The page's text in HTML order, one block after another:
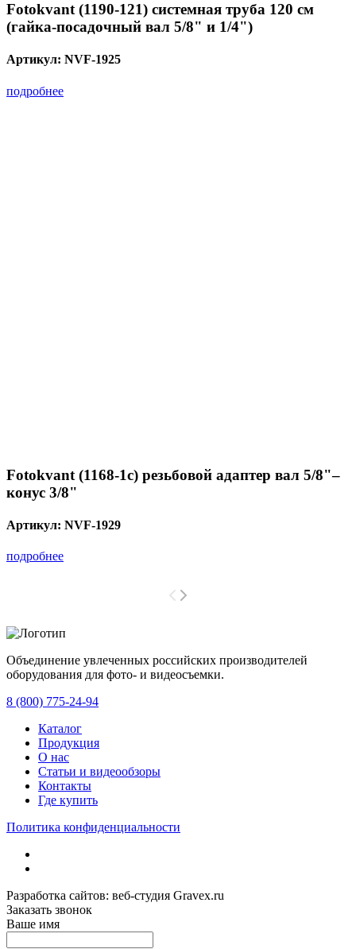
Fotokvant (1190-121) системная труба 120 см
(гайка-посадочный вал 5/8" и 1/4")
Артикул: NVF-1925
подробнее
Fotokvant (1168-1с) резьбовой адаптер вал 5/8"–
конус 3/8"
Артикул: NVF-1929
подробнее
Объединение увлеченных российских производителей
оборудования для фото- и видеосъемки.
8 (800) 775-24-94
Каталог
Продукция
О нас
Статьи и видеообзоры
Контакты
Где купить
Политика конфиденциальности
Разработка сайтов: веб-студия Gravex.ru
Заказать звонок
Ваше имя